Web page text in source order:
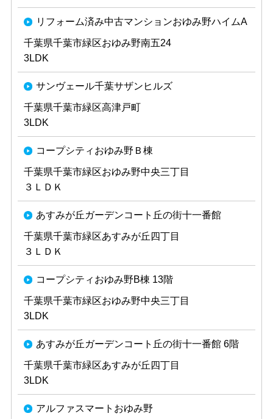
リフォーム済み中古マンションおゆみ野ハイムA
千葉県千葉市緑区おゆみ野南五24
3LDK
サンヴェール千葉サザンヒルズ
千葉県千葉市緑区高津戸町
3LDK
コープシティおゆみ野Ｂ棟
千葉県千葉市緑区おゆみ野中央三丁目
３ＬＤＫ
あすみが丘ガーデンコート丘の街十一番館
千葉県千葉市緑区あすみが丘四丁目
３ＬＤＫ
コープシティおゆみ野B棟 13階
千葉県千葉市緑区おゆみ野中央三丁目
3LDK
あすみが丘ガーデンコート丘の街十一番館 6階
千葉県千葉市緑区あすみが丘四丁目
3LDK
アルファスマートおゆみ野